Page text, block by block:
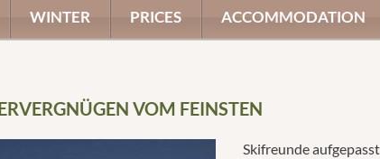
WINTER PRICES ACCOMMODATION
VOM FEINSTEN
Skifreunde